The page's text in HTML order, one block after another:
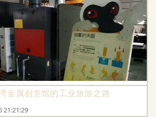
金属创意馆的工业旅游之路
21:21:29